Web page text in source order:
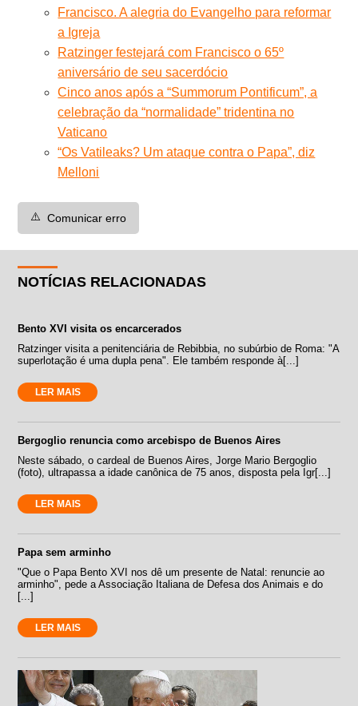
Francisco. A alegria do Evangelho para reformar
a Igreja
Ratzinger festejará com Francisco o 65º
aniversário de seu sacerdócio
Cinco anos após a “Summorum Pontificum”, a
celebração da “normalidade” tridentina no
Vaticano
“Os Vatileaks? Um ataque contra o Papa”, diz
Melloni
⚠️ Comunicar erro
NOTÍCIAS RELACIONADAS
Bento XVI visita os encarcerados
Ratzinger visita a penitenciária de Rebibbia, no subúrbio de Roma: "A
superlotação é uma dupla pena". Ele também responde à[...]
LER MAIS
Bergoglio renuncia como arcebispo de Buenos Aires
Neste sábado, o cardeal de Buenos Aires, Jorge Mario Bergoglio
(foto), ultrapassa a idade canônica de 75 anos, disposta pela Igr[...]
LER MAIS
Papa sem arminho
"Que o Papa Bento XVI nos dê um presente de Natal: renuncie ao
arminho", pede a Associação Italiana de Defesa dos Animais e do
[...]
LER MAIS